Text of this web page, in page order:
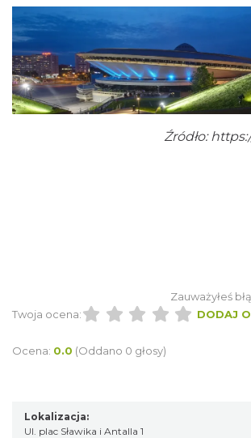
2026
Źródło:
Zauważyłeś
Twoja ocena:
DODAJ
Ocena: 0.0 (Oddano 0 głosy)
Lokalizacja:
Ul. plac Sławika i Antalla 1